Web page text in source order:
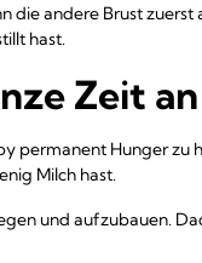
die andere Brust zuerst
hast.
Zeit
permanent Hunger zu
Milch hast.
und aufzubauen.